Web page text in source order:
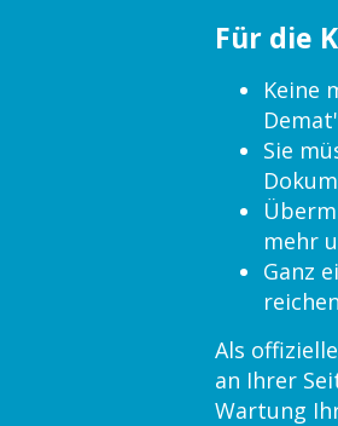
Für die
Keine
Sie
mehr
Ganz
Als
an Ihrer
Wartung